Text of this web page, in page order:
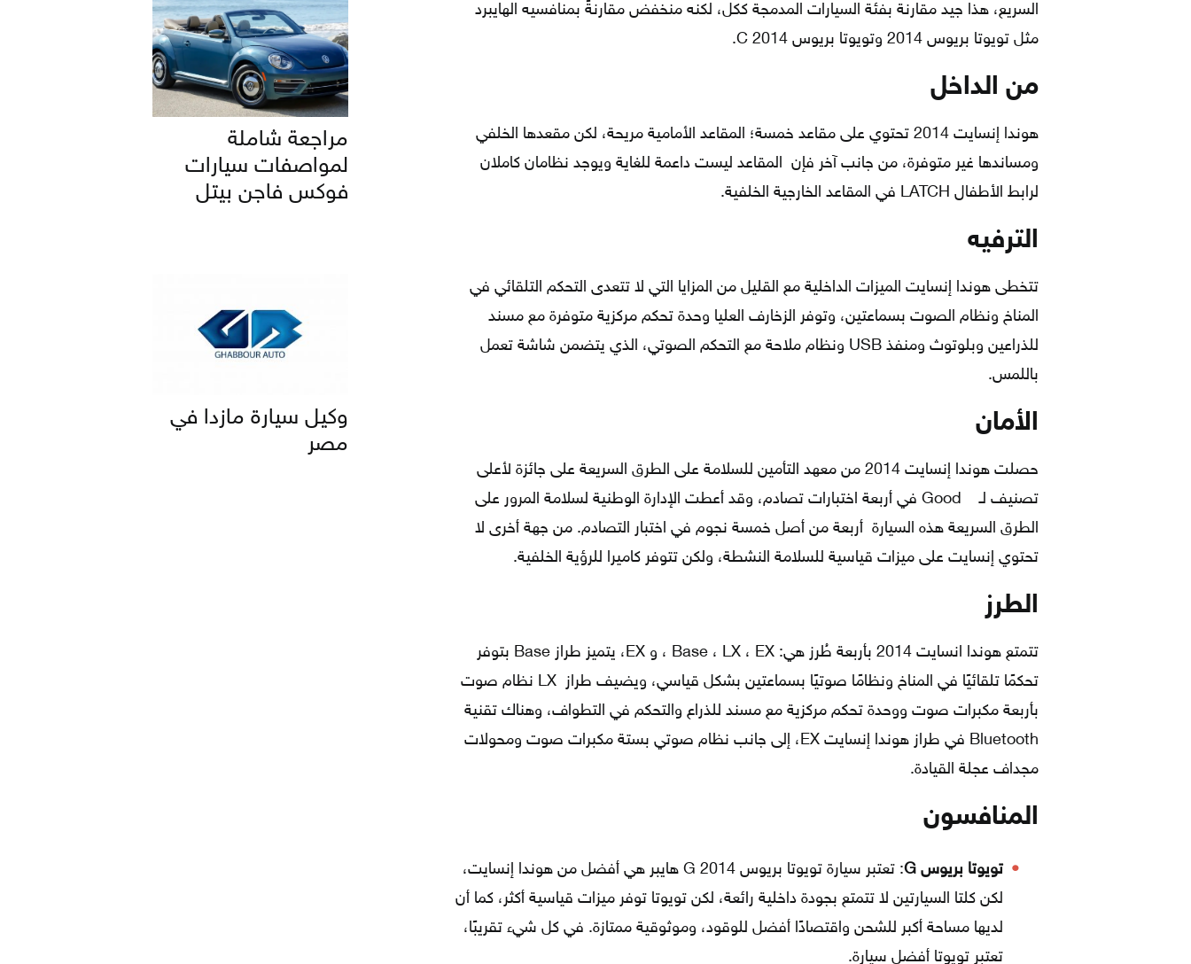
السريع، هذا جيد مقارنة بفئة السيارات المدمجة ككل، لكنه منخفض مقارنةً بمنافسيه الهايبرد
مثل تويوتا بريوس 2014 وتويوتا بريوس C 2014.
من الداخل
هوندا إنسايت 2014 تحتوي على مقاعد خمسة؛ المقاعد الأمامية مريحة، لكن مقعدها الخلفي
ومساندها غير متوفرة، من جانب آخر فإن المقاعد ليست داعمة للغاية ويوجد نظامان كاملان
لرابط الأطفال LATCH في المقاعد الخارجية الخلفية.
الترفيه
تتخطى هوندا إنسايت الميزات الداخلية مع القليل من المزايا التي لا تتعدى التحكم التلقائي في
المناخ ونظام الصوت بسماعتين، وتوفر الزخارف العليا وحدة تحكم مركزية متوفرة مع مسند
للذراعين وبلوتوث ومنفذ USB ونظام ملاحة مع التحكم الصوتي، الذي يتضمن شاشة تعمل
باللمس.
الأمان
حصلت هوندا إنسايت 2014 من معهد التأمين للسلامة على الطرق السريعة على جائزة لأعلى
تصنيف لـ Good في أربعة اختبارات تصادم، وقد أعطت الإدارة الوطنية لسلامة المرور على
الطرق السريعة هذه السيارة أربعة من أصل خمسة نجوم في اختبار التصادم. من جهة أخرى لا
تحتوي إنسايت على ميزات قياسية للسلامة النشطة، ولكن تتوفر كاميرا للرؤية الخلفية.
الطرز
تتمتع هوندا انسايت 2014 بأربعة طُرز هي: Base ، LX ، EX ، و EX، يتميز طراز Base بتوفر
تحكمًا تلقائيًا في المناخ ونظامًا صوتيًا بسماعتين بشكل قياسي، ويضيف طراز LX نظام صوت
بأربعة مكبرات صوت ووحدة تحكم مركزية مع مسند للذراع والتحكم في التطواف، وهناك تقنية
Bluetooth في طراز هوندا إنسايت EX، إلى جانب نظام صوتي بستة مكبرات صوت ومحولات
مجداف عجلة القيادة.
المنافسون
تويوتا بريوس G
: تعتبر سيارة تويوتا بريوس G 2014 هايبر هي أفضل من هوندا إنسايت،
لكن كلتا السيارتين لا تتمتع بجودة داخلية رائعة، لكن تويوتا توفر ميزات قياسية أكثر، كما أن
لديها مساحة أكبر للشحن واقتصادًا أفضل للوقود، وموثوقية ممتازة. في كل شيء تقريبًا،
تعتبر تويوتا أفضل سيارة.
مراجعة شاملة
لمواصفات سيارات
فوكس فاجن بيتل
وكيل سيارة مازدا في
مصر